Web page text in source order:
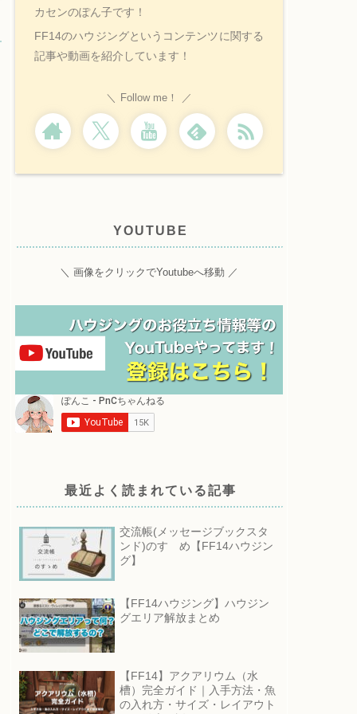
カセンのぽん子です！
FF14のハウジングというコンテンツに関する
記事や動画を紹介しています！
Follow me！
YOUTUBE
＼ 画像をクリックでYoutubeへ移動 ／
最近よく読まれている記事
交流帳(メッセージブックスタ
ンド)のすゝめ【FF14ハウジン
グ】
【FF14ハウジング】ハウジン
グエリア解放まとめ
【FF14】アクアリウム（水
槽）完全ガイド｜入手方法・魚
の入れ方・サイズ・レイアウト